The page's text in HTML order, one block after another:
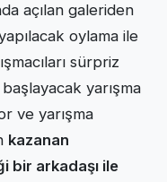
açılan galeriden
oylama ile
sürpriz
yarışma
ve yarışma
kazanan
bir arkadaşı ile